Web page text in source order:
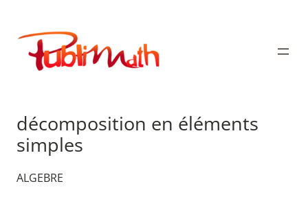
contenu
Publimath
décomposition en éléments
simples
ALGEBRE